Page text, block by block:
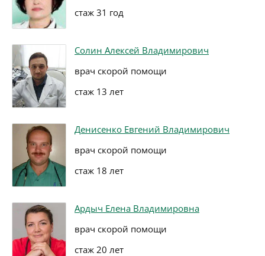
стаж 31 год
Солин Алексей Владимирович
врач скорой помощи
стаж 13 лет
Денисенко Евгений Владимирович
врач скорой помощи
стаж 18 лет
Ардыч Елена Владимировна
врач скорой помощи
стаж 20 лет